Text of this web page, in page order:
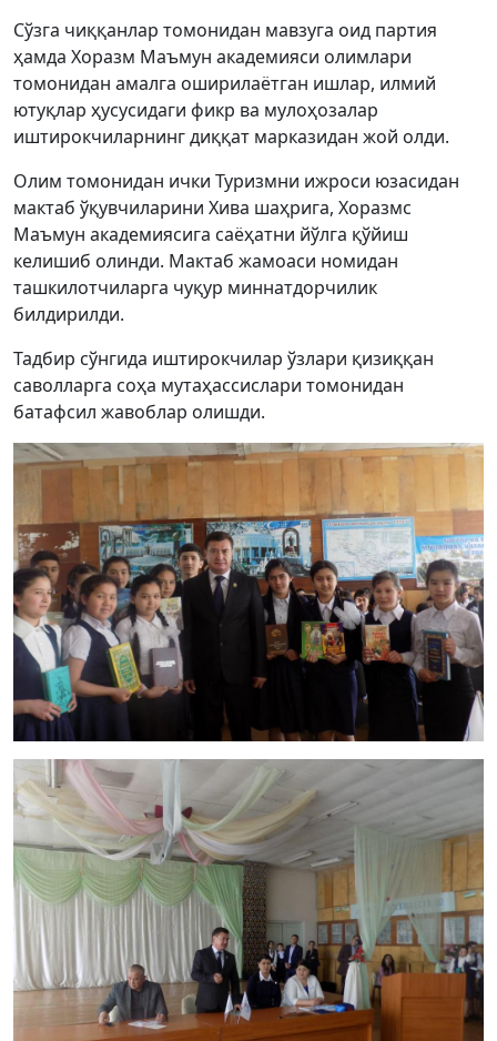
Сўзга чиққанлар томонидан мавзуга оид партия
ҳамда Хоразм Маъмун академияси олимлари
томонидан амалга оширилаётган ишлар, илмий
ютуқлар ҳусусидаги фикр ва мулоҳозалар
иштирокчиларнинг диққат марказидан жой олди.
Олим томонидан ички Туризмни ижроси юзасидан
мактаб ўқувчиларини Хива шаҳрига, Хоразмс
Маъмун академиясига саёҳатни йўлга қўйиш
келишиб олинди. Мактаб жамоаси номидан
ташкилотчиларга чуқур миннатдорчилик
билдирилди.
Тадбир сўнгида иштирокчилар ўзлари қизиққан
саволларга соҳа мутаҳассислари томонидан
батафсил жавоблар олишди.